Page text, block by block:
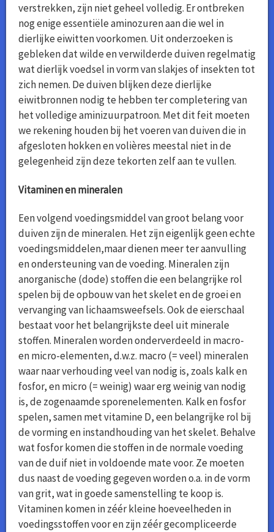
verstrekken, zijn niet geheel volledig. Er ontbreken
nog enige essentiële aminozuren aan die wel in
dierlijke eiwitten voorkomen. Uit onderzoeken is
gebleken dat wilde en verwilderde duiven regelmatig
wat dierlijk voedsel in vorm van slakjes of insekten tot
zich nemen. De duiven blijken deze dierlijke
eiwitbronnen nodig te hebben ter completering van
het volledige aminizuurpatroon. Met dit feit moeten
we rekening houden bij het voeren van duiven die in
afgesloten hokken en volières meestal niet in de
gelegenheid zijn deze tekorten zelf aan te vullen.
Vitaminen en mineralen
Een volgend voedingsmiddel van groot belang voor
duiven zijn de mineralen. Het zijn eigenlijk geen echte
voedingsmiddelen,maar dienen meer ter aanvulling
en ondersteuning van de voeding. Mineralen zijn
anorganische (dode) stoffen die een belangrijke rol
spelen bij de opbouw van het skelet en de groei en
vervanging van lichaamsweefsels. Ook de eierschaal
bestaat voor het belangrijkste deel uit minerale
stoffen. Mineralen worden onderverdeeld in macro-
en micro-elementen, d.w.z. macro (= veel) mineralen
waar naar verhouding veel van nodig is, zoals kalk en
fosfor, en micro (= weinig) waar erg weinig van nodig
is, de zogenaamde sporenelementen. Kalk en fosfor
spelen, samen met vitamine D, een belangrijke rol bij
de vorming en instandhouding van het skelet. Behalve
wat fosfor komen die stoffen in de normale voeding
van de duif niet in voldoende mate voor. Ze moeten
dus naast de voeding gegeven worden o.a. in de vorm
van grit, wat in goede samenstelling te koop is.
Vitaminen komen in zéér kleine hoeveelheden in
voedingsstoffen voor en zijn zéér gecompliceerde